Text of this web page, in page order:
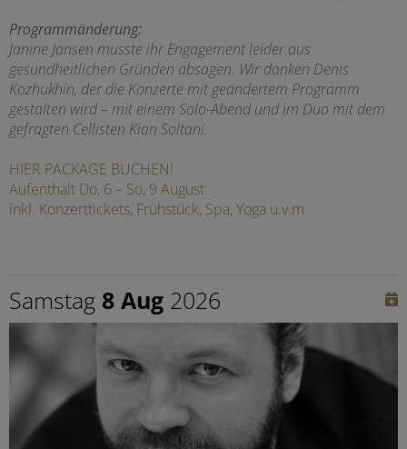
Programmänderung:
Janine Jansen musste ihr Engagement leider aus
gesundheitlichen Gründen absagen. Wir danken Denis
Kozhukhin, der die Konzerte mit geändertem Programm
gestalten wird – mit einem Solo-Abend und im Duo mit dem
gefragten Cellisten Kian Soltani.
HIER PACKAGE BUCHEN!
Aufenthalt Do, 6 – So, 9 August
inkl. Konzerttickets, Frühstück, Spa, Yoga u.v.m.
Samstag 8 Aug 2026